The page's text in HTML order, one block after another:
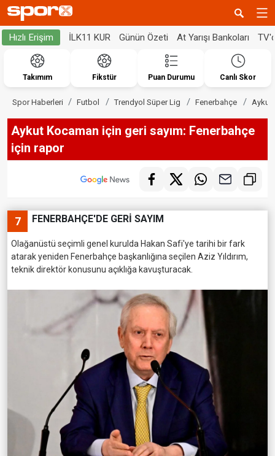
Hızlı Erişim İLK11 KUR Günün Özeti At Yarışı Bankoları
Takımım Fikstür Puan Durumu Canlı Skor
Spor Haberleri Futbol Trendyol Süper Lig Fenerbahçe Aykut
Aykut Kocaman için geri sayım: Fenerbahçe
için rapor
7 FENERBAHÇE'DE GERİ SAYIM
Olağanüstü seçimli genel kurulda Hakan Safi'ye tarihi bir fark
atarak yeniden Fenerbahçe başkanlığına seçilen Aziz Yıldırım,
teknik direktör konusunu açıklığa kavuşturacak.